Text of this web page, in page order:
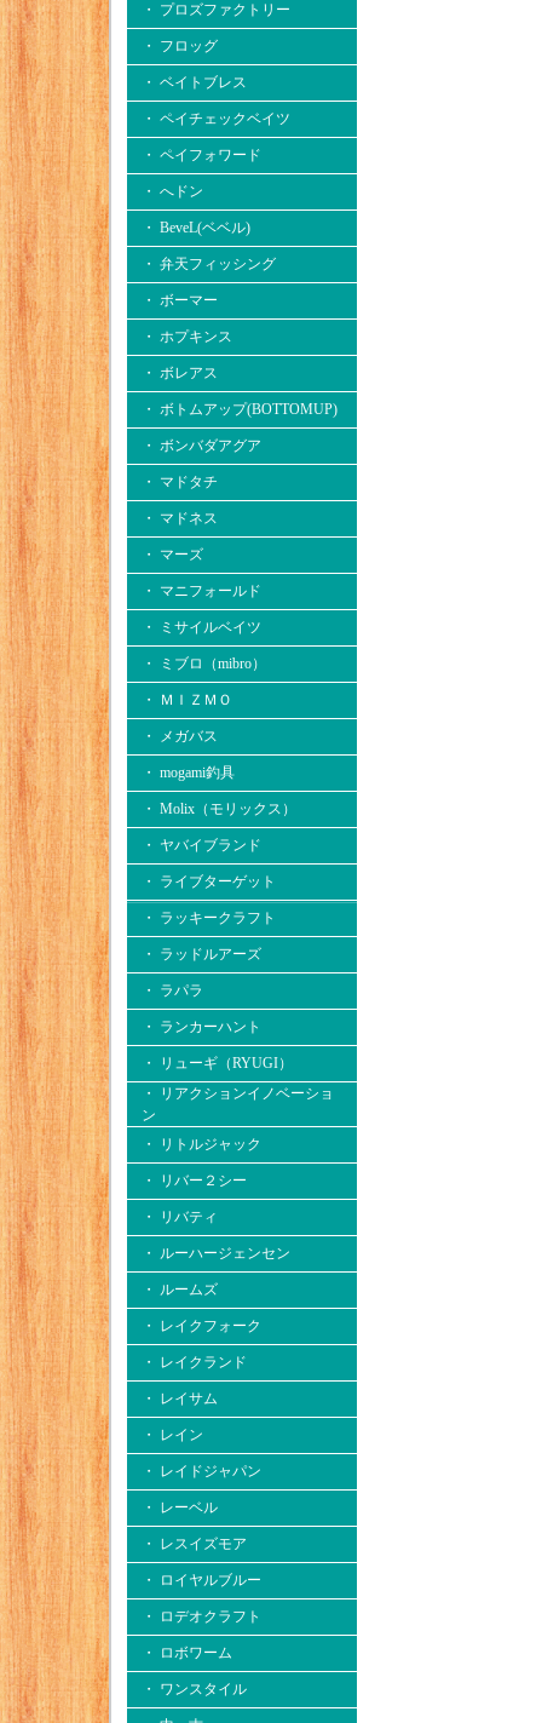
・ プロズファクトリー
・ フロッグ
・ ベイトブレス
・ ペイチェックベイツ
・ ペイフォワード
・ へドン
・ BeveL(ベベル)
・ 弁天フィッシング
・ ボーマー
・ ホプキンス
・ ボレアス
・ ボトムアップ(BOTTOMUP)
・ ボンバダアグア
・ マドタチ
・ マドネス
・ マーズ
・ マニフォールド
・ ミサイルベイツ
・ ミブロ（mibro）
・ ＭＩＺＭＯ
・ メガバス
・ mogami釣具
・ Molix（モリックス）
・ ヤバイブランド
・ ライブターゲット
・ ラッキークラフト
・ ラッドルアーズ
・ ラパラ
・ ランカーハント
・ リューギ（RYUGI）
・ リアクションイノベーショ
ン
・ リトルジャック
・ リバー２シー
・ リバティ
・ ルーハージェンセン
・ ルームズ
・ レイクフォーク
・ レイクランド
・ レイサム
・ レイン
・ レイドジャパン
・ レーベル
・ レスイズモア
・ ロイヤルブルー
・ ロデオクラフト
・ ロボワーム
・ ワンスタイル